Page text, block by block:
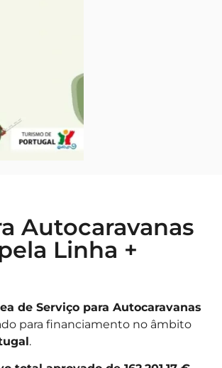
Autocaravanas
Linha +
de Serviço para Autocaravanas
para financiamento no âmbito
.